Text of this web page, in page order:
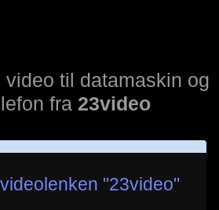
video til datamaskin og
fra 23video
"23video"